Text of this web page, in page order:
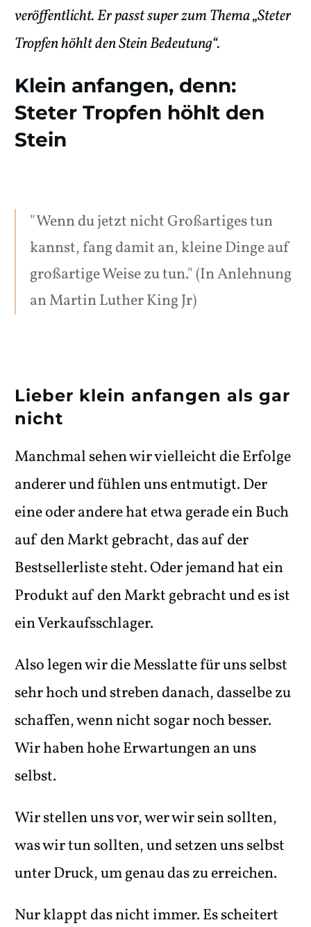
veröffentlicht. Er passt super zum Thema „Steter
Tropfen höhlt den Stein Bedeutung“.
Klein anfangen, denn:
Steter Tropfen höhlt den
Stein
"Wenn du jetzt nicht Großartiges tun
kannst, fang damit an, kleine Dinge auf
großartige Weise zu tun." (In Anlehnung
an Martin Luther King Jr)
Lieber klein anfangen als gar
nicht
Manchmal sehen wir vielleicht die Erfolge
anderer und fühlen uns entmutigt. Der
eine oder andere hat etwa gerade ein Buch
auf den Markt gebracht, das auf der
Bestsellerliste steht. Oder jemand hat ein
Produkt auf den Markt gebracht und es ist
ein Verkaufsschlager.
Also legen wir die Messlatte für uns selbst
sehr hoch und streben danach, dasselbe zu
schaffen, wenn nicht sogar noch besser.
Wir haben hohe Erwartungen an uns
selbst.
Wir stellen uns vor, wer wir sein sollten,
was wir tun sollten, und setzen uns selbst
unter Druck, um genau das zu erreichen.
Nur klappt das nicht immer. Es scheitert